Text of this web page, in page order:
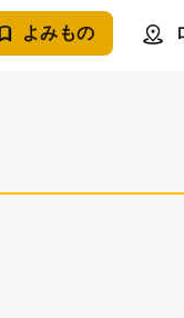
よみもの